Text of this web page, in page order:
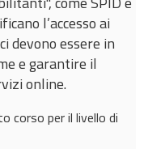
l’accesso ai
devono essere in
e garantire il
online.
corso per il livello di